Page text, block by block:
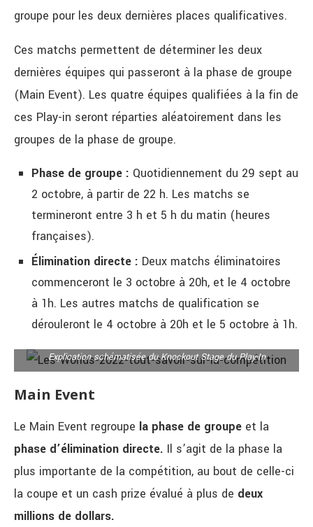
groupe pour les deux dernières places qualificatives.
Ces matchs permettent de déterminer les deux
dernières équipes qui passeront à la phase de groupe
(Main Event). Les quatre équipes qualifiées à la fin de
ces Play-in seront réparties aléatoirement dans les
groupes de la phase de groupe.
Phase de groupe : Quotidiennement du 29 sept au
2 octobre, à partir de 22 h. Les matchs se
termineront entre 3 h et 5 h du matin (heures
françaises).
Élimination directe : Deux matchs éliminatoires
commenceront le 3 octobre à 20h, et le 4 octobre
à 1h. Les autres matchs de qualification se
dérouleront le 4 octobre à 20h et le 5 octobre à 1h.
Explication schématisée du Knockout Stage du Play-In
Main Event
Le Main Event regroupe la phase de groupe et la
phase d’élimination directe. Il s’agit de la phase la
plus importante de la compétition, au bout de celle-ci
la coupe et un cash prize évalué à plus de deux
millions de dollars.